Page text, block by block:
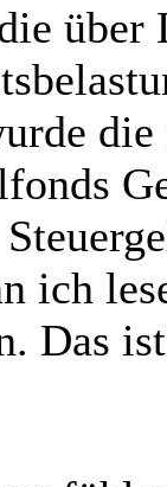
über
ich
Das